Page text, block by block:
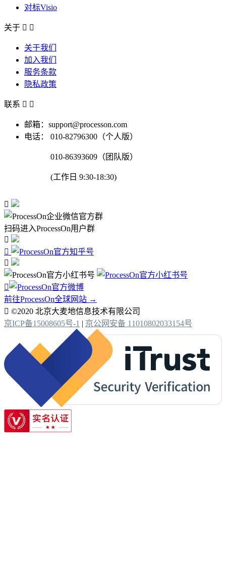
对标Visio
关于  
关于我们
加入我们
服务条款
隐私政策
联系  
邮箱：support@processon.com
电话：
010-82796300（个人版）
010-86393609（团队版）
(工作日 9:30-18:30)

扫码进入ProcessOn用户群




前往ProcessOn全球网站 →
 ©2020 北京大麦地信息技术有限公司
京ICP备15008605号-1 | 京公网安备 11010802033154号